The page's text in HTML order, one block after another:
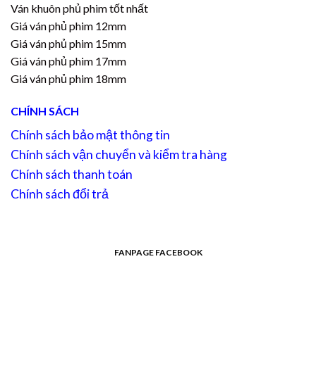
Ván khuôn phủ phim tốt nhất
Giá ván phủ phim 12mm
Giá ván phủ phim 15mm
Giá ván phủ phim 17mm
Giá ván phủ phim 18mm
CHÍNH SÁCH
Chính sách bảo mật thông tin
Chính sách vận chuyển và kiểm tra hàng
Chính sách thanh toán
Chính sách đổi trả
FANPAGE FACEBOOK